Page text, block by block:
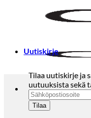
Uutiskirje
Tilaa uutiskirje ja
uutuuksista sekä